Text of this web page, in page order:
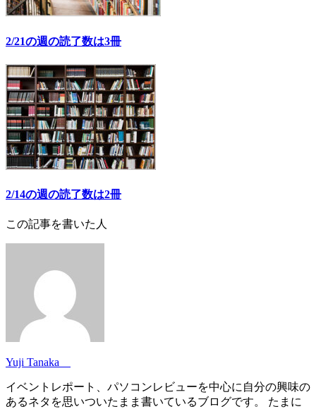
2/21の週の読了数は3冊
2/14の週の読了数は2冊
この記事を書いた人
Yuji Tanaka
イベントレポート、パソコンレビューを中心に自分の興味の
あるネタを思いついたまま書いているブログです。 たまに